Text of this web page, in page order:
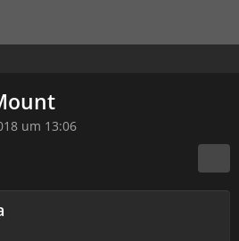
um 13:06